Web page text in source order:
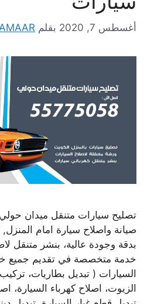
أغسطس 7, 2020 بقلم AMAAR
تصليح سيارات متنقل ميدان
صيانة واصلاح سيارة امام
بدقة وجودة عالية، بنشر متنقل
خدمة متخصصة في تقديم جميع
السيارات ( تبديل بطاريات، تركيب
الزيوت، اصلاح كهرباء السيارة،